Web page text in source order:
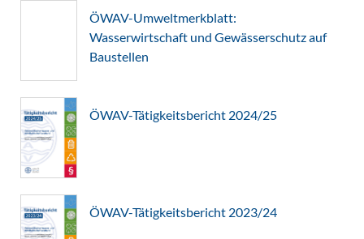
ÖWAV-Umweltmerkblatt:
Wasserwirtschaft und Gewässerschutz auf
Baustellen
ÖWAV-Tätigkeitsbericht 2024/25
ÖWAV-Tätigkeitsbericht 2023/24